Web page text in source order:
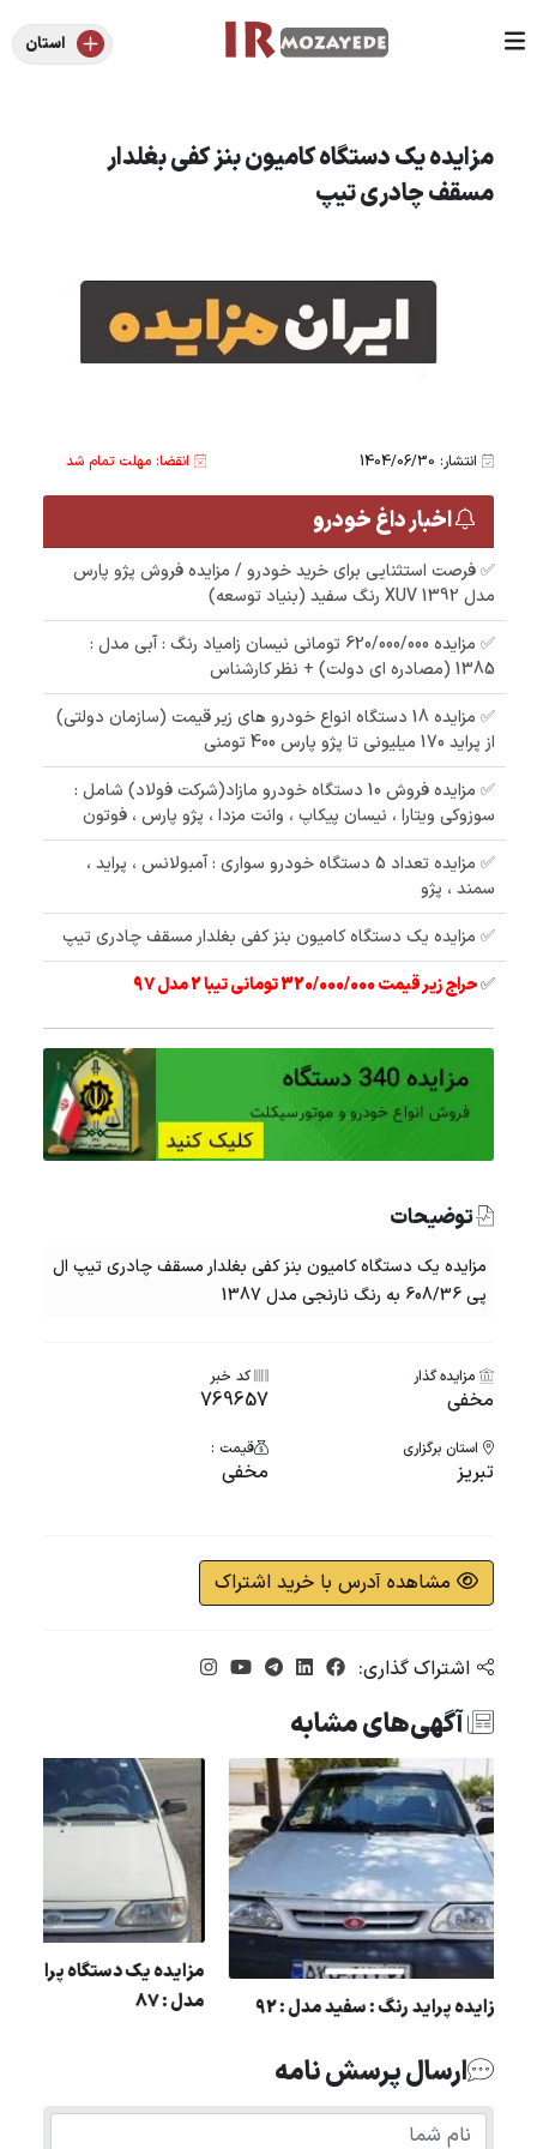
استان
مزایده یک دستگاه کامیون بنز کفی بغلدار
مسقف چادری تیپ
انتشار: 1404/06/30 انقضا: مهلت تمام شد
اخبار داغ خودرو
✅ فرصت استثنایی برای خرید خودرو / مزایده فروش پژو پارس
مدل 1392 XUV رنگ سفید (بنیاد توسعه)
✅ مزایده 620/000/000 تومانی نیسان زامیاد رنگ : آبی مدل :
1385 (مصادره ای دولت) + نظر کارشناس
✅ مزایده 18 دستگاه انواع خودرو های زیر قیمت (سازمان دولتی)
از پراید 170 میلیونی تا پژو پارس 400 تومنی
✅ مزایده فروش 10 دستگاه خودرو مازاد(شرکت فولاد) شامل :
سوزوکی ویتارا ، نیسان پیکاپ ، وانت مزدا ، پژو پارس ، فوتون
✅ مزایده تعداد 5 دستگاه خودرو سواری : آمبولانس ، پراید ،
سمند ، پژو
✅ مزایده یک دستگاه کامیون بنز کفی بغلدار مسقف چادری تیپ
✅حراج زیر قیمت 320/000/000 تومانی تیبا 2 مدل 97
توضیحات
مزایده یک دستگاه کامیون بنز کفی بغلدار مسقف چادری تیپ ال
پی 608/36 به رنگ نارنجی مدل 1387
مزایده گذار
مخفی
کد خبر
769657
استان برگزاری
تبریز
قیمت :
مخفی
مشاهده آدرس با خرید اشتراک
اشتراک گذاری:
آگهی‌های مشابه
مزایده یک دستگاه
مدل : 87
مزایده پراید رنگ : سفید مدل : 92
ارسال پرسش نامه